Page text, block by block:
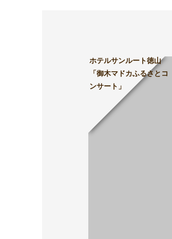
ホテルサンルート徳山
「御木マドカふるさとコ
ンサート」